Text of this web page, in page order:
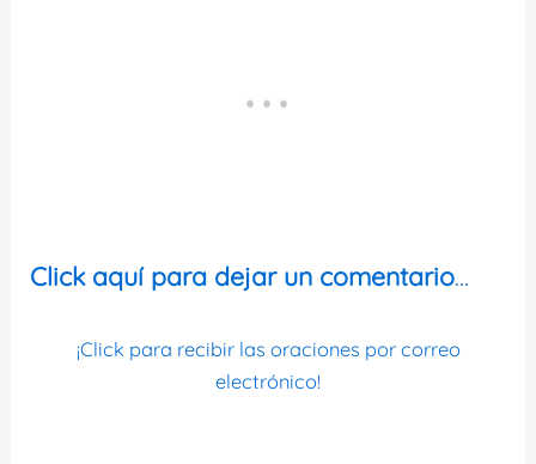
Click aquí para dejar un comentario…
¡Click para recibir las oraciones por correo
electrónico!